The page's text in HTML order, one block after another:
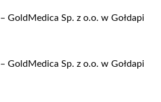
– GoldMedica Sp. z o.o. w Gołdapi
– GoldMedica Sp. z o.o. w Gołdapi